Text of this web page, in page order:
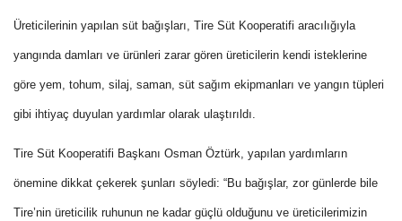
Üreticilerinin yapılan süt bağışları, Tire Süt Kooperatifi aracılığıyla
yangında damları ve ürünleri zarar gören üreticilerin kendi isteklerine
göre yem, tohum, silaj, saman, süt sağım ekipmanları ve yangın tüpleri
gibi ihtiyaç duyulan yardımlar olarak ulaştırıldı.
Tire Süt Kooperatifi Başkanı Osman Öztürk, yapılan yardımların
önemine dikkat çekerek şunları söyledi: “Bu bağışlar, zor günlerde bile
Tire’nin üreticilik ruhunun ne kadar güçlü olduğunu ve üreticilerimizin